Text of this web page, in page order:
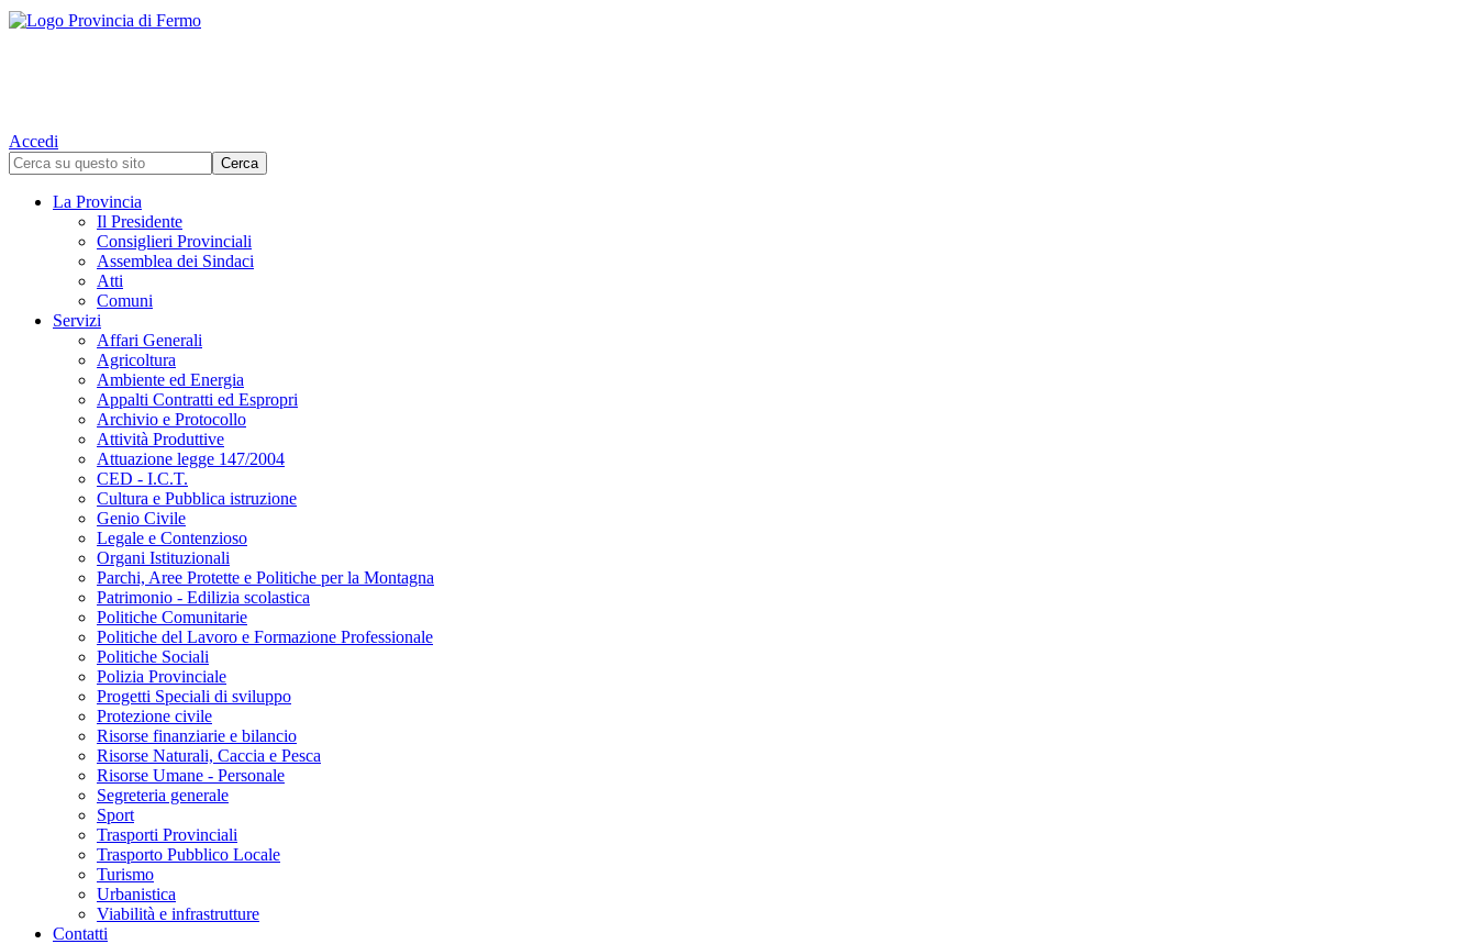
Accedi
La Provincia
Il Presidente
Consiglieri Provinciali
Assemblea dei Sindaci
Atti
Comuni
Servizi
Affari Generali
Agricoltura
Ambiente ed Energia
Appalti Contratti ed Espropri
Archivio e Protocollo
Attività Produttive
Attuazione legge 147/2004
CED - I.C.T.
Cultura e Pubblica istruzione
Genio Civile
Legale e Contenzioso
Organi Istituzionali
Parchi, Aree Protette e Politiche per la Montagna
Patrimonio - Edilizia scolastica
Politiche Comunitarie
Politiche del Lavoro e Formazione Professionale
Politiche Sociali
Polizia Provinciale
Progetti Speciali di sviluppo
Protezione civile
Risorse finanziarie e bilancio
Risorse Naturali, Caccia e Pesca
Risorse Umane - Personale
Segreteria generale
Sport
Trasporti Provinciali
Trasporto Pubblico Locale
Turismo
Urbanistica
Viabilità e infrastrutture
Contatti